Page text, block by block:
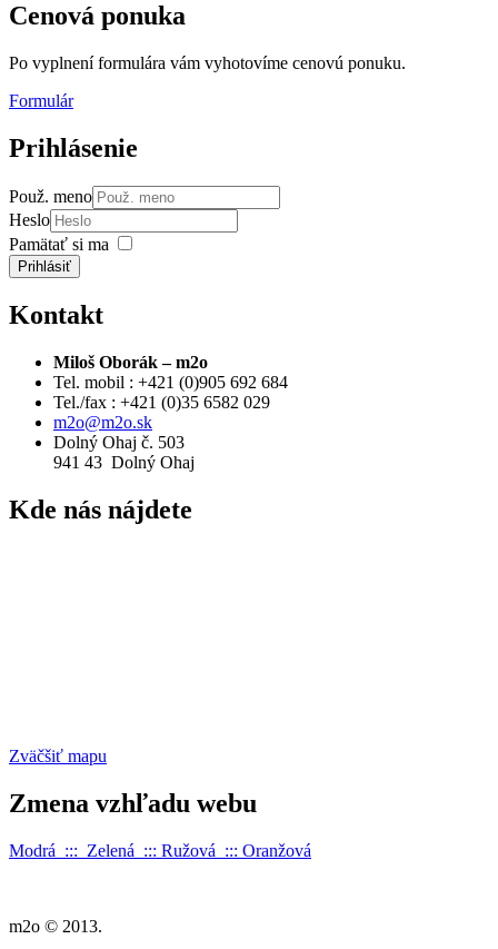
Cenová ponuka
Po vyplnení formulára vám vyhotovíme cenovú ponuku.
Formulár
Prihlásenie
Použ. meno
Heslo
Pamätať si ma
Prihlásiť
Kontakt
Miloš Oborák – m2o
Tel. mobil : +421 (0)905 692 684
Tel./fax : +421 (0)35 6582 029
m2o@m2o.sk
Dolný Ohaj č. 503
941 43 Dolný Ohaj
Kde nás nájdete
Zväčšiť mapu
Zmena vzhľadu webu
Modrá ::: Zelená ::: Ružová ::: Oranžová
m2o © 2013.